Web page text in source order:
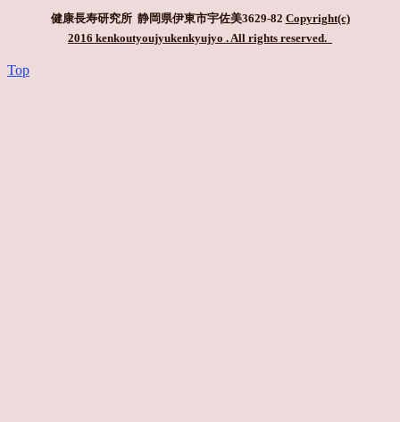
健康長寿研究所 静岡県伊東市宇佐美3629-82 Copyright(c)
2016 kenkoutyoujyukenkyujyo . All rights reserved.
Top